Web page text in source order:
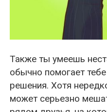
Также ты умеешь
обычно помогает
решения. Хотя
может серьезно